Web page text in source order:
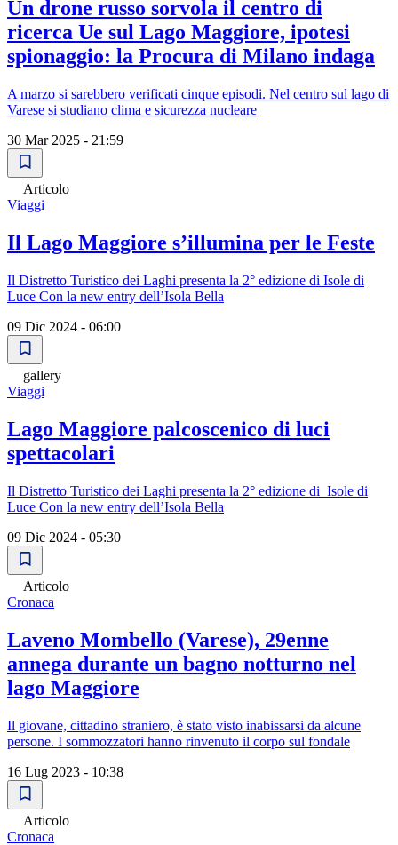
Un drone russo sorvola il centro di
ricerca Ue sul Lago Maggiore, ipotesi
spionaggio: la Procura di Milano indaga
A marzo si sarebbero verificati cinque episodi. Nel centro sul lago di
Varese si studiano clima e sicurezza nucleare
30 Mar 2025 - 21:59
Articolo
Viaggi
Il Lago Maggiore s’illumina per le Feste
Il Distretto Turistico dei Laghi presenta la 2° edizione di Isole di
Luce Con la new entry dell’Isola Bella
09 Dic 2024 - 06:00
gallery
Viaggi
Lago Maggiore palcoscenico di luci
spettacolari
Il Distretto Turistico dei Laghi presenta la 2° edizione di Isole di
Luce Con la new entry dell’Isola Bella
09 Dic 2024 - 05:30
Articolo
Cronaca
Laveno Mombello (Varese), 29enne
annega durante un bagno notturno nel
lago Maggiore
Il giovane, cittadino straniero, è stato visto inabissarsi da alcune
persone. I sommozzatori hanno rinvenuto il corpo sul fondale
16 Lug 2023 - 10:38
Articolo
Cronaca